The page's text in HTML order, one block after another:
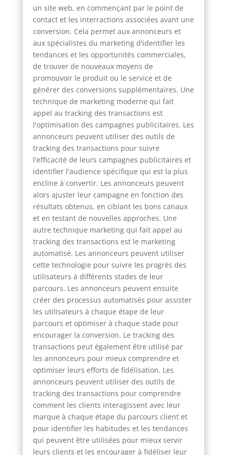
un site web, en commençant par le point de
contact et les interractions associées avant une
conversion. Cela permet aux annonceurs et
aux spécialistes du marketing d'identifier les
tendances et les opportunités commerciales,
de trouver de nouveaux moyens de
promouvoir le produit ou le service et de
générer des conversions supplémentaires. Une
technique de marketing moderne qui fait
appel au tracking des transactions est
l'optimisation des campagnes publicitaires. Les
annonceurs peuvent utiliser des outils de
tracking des transactions pour suivre
l'efficacité de leurs campagnes publicitaires et
identifier l'audience spécifique qui est la plus
encline à convertir. Les annonceurs peuvent
alors ajuster leur campagne en fonction des
résultats obtenus, en ciblant les bons canaux
et en testant de nouvelles approches. Une
autre technique marketing qui fait appel au
tracking des transactions est le marketing
automatisé. Les annonceurs peuvent utiliser
cette technologie pour suivre les progrès des
utilisateurs à différents stades de leur
parcours. Les annonceurs peuvent ensuite
créer des processus automatisés pour assister
les utilisateurs à chaque étape de leur
parcours et optimiser à chaque stade pour
encourager la conversion. Le tracking des
transactions peut également être utilisé par
les annonceurs pour mieux comprendre et
optimiser leurs efforts de fidélisation. Les
annonceurs peuvent utiliser des outils de
tracking des transactions pour comprendre
comment les clients interagissent avec leur
marque à chaque étape du parcours client et
pour identifier les habitudes et les tendances
qui peuvent être utilisées pour mieux servir
leurs clients et les encourager à fidéliser leur